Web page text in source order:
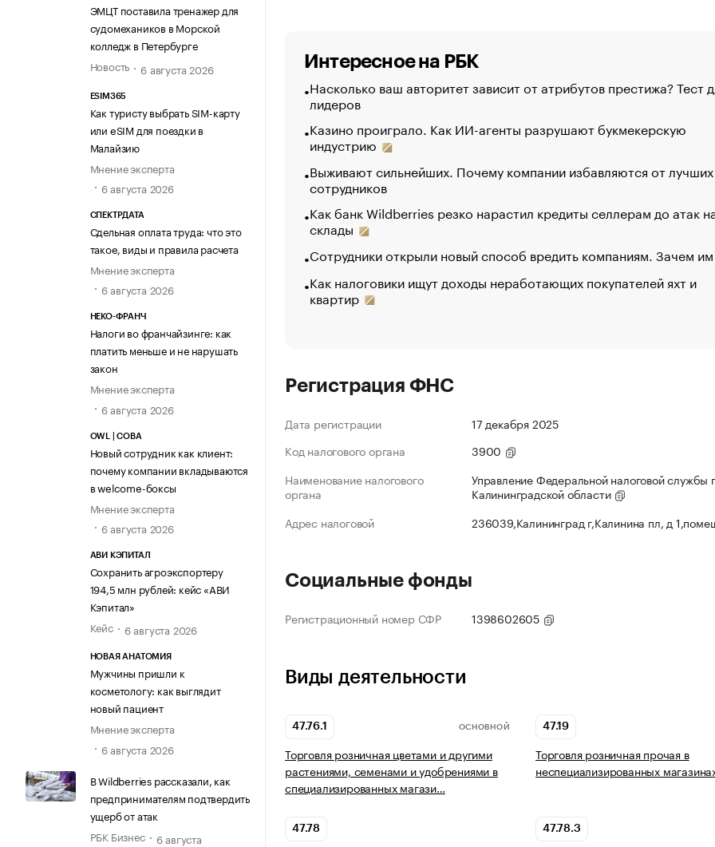
ЭМЦТ поставила тренажер для
судомехаников в Морской
колледж в Петербурге
Новость
6 августа 2026
ESIM365
Как туристу выбрать SIM-карту
или eSIM для поездки в
Малайзию
Мнение эксперта
6 августа 2026
СПЕКТРДАТА
Сдельная оплата труда: что это
такое, виды и правила расчета
Мнение эксперта
6 августа 2026
НЕКО-ФРАНЧ
Налоги во франчайзинге: как
платить меньше и не нарушать
закон
Мнение эксперта
6 августа 2026
OWL | СОВА
Новый сотрудник как клиент:
почему компании вкладываются
в welcome-боксы
Мнение эксперта
6 августа 2026
АВИ КЭПИТАЛ
Сохранить агроэкспортеру
194,5 млн рублей: кейс «АВИ
Кэпитал»
Кейс
6 августа 2026
НОВАЯ АНАТОМИЯ
Мужчины пришли к
косметологу: как выглядит
новый пациент
Мнение эксперта
6 августа 2026
В Wildberries рассказали, как
предпринимателям подтвердить
ущерб от атак
РБК Бизнес
6 августа
Интересное на РБК
Насколько ваш авторитет зависит от атрибутов престижа? Тест
лидеров
Казино проиграло. Как ИИ-агенты разрушают букмекерскую
индустрию
Выживают сильнейших. Почему компании избавляются от лучших
сотрудников
Как банк Wildberries резко нарастил кредиты селлерам до атак
склады
Сотрудники открыли новый способ вредить компаниям. Зачем
Как налоговики ищут доходы неработающих покупателей яхт и
квартир
Регистрация ФНС
Дата регистрации
17 декабря 2025
Код налогового органа
3900
Наименование налогового
органа
Управление Федеральной налоговой службы
Калининградской области
Адрес налоговой
236039,Калининград г,Калинина пл, д
Социальные фонды
Регистрационный номер СФР 1398602605
Виды деятельности
47.76.1 ОСНОВНОЙ
Торговля розничная цветами и другими
растениями, семенами и удобрениями в
специализированных магази…
47.19
Торговля розничная прочая в
неспециализированных
47.78 47.78.3